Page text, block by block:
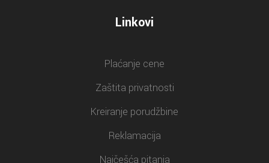
Linkovi
Plaćanje cene
Zaštita privatnosti
Kreiranje porudžbine
Reklamacija
Najčešća pitanja